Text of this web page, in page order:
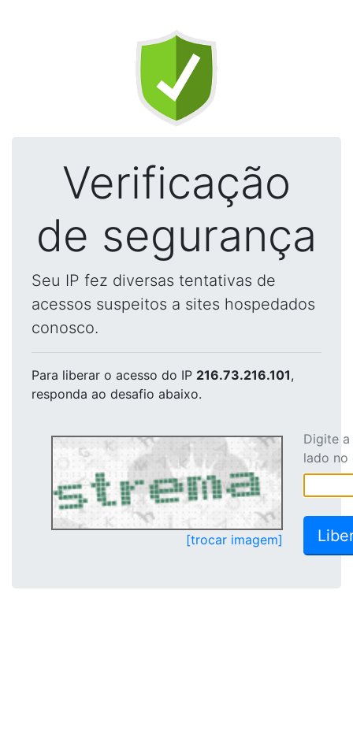
Verificação
de segurança
Seu IP fez diversas tentativas de
acessos suspeitos a sites hospedados
conosco.
Para liberar o acesso do IP 216.73.216.101,
responda ao desafio abaixo.
[trocar imagem]
Digite
lado no